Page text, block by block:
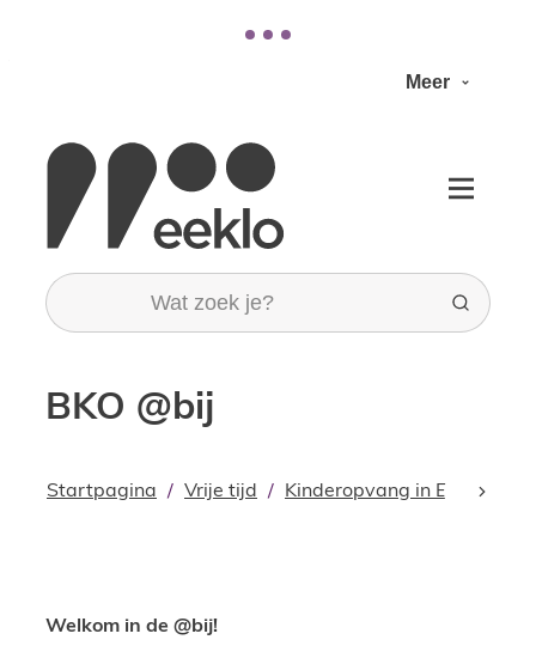
Meer
Stad Eeklo
Wat zoek je?
Zoeken
Menu
BKO @bij
Startpagina Vrije tijd Kinderopvang in Eeklo
Welkom in de @bij!